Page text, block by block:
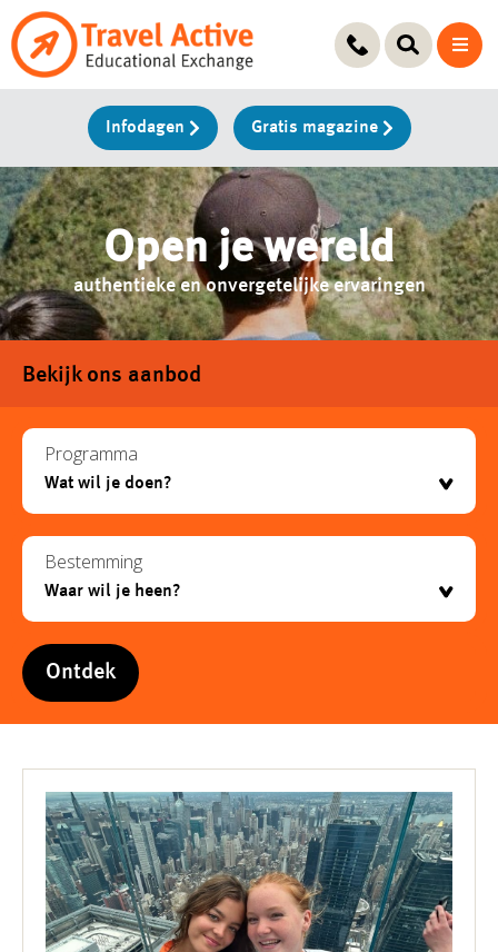
Ga
naar
Infodagen Gratis magazine
Open je wereld
authentieke en onvergetelijke ervaringen
Bekijk ons aanbod
Programma
testje
Bestemming